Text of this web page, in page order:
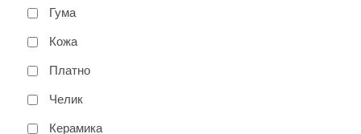
Гума
Кожа
Платно
Челик
Керамика